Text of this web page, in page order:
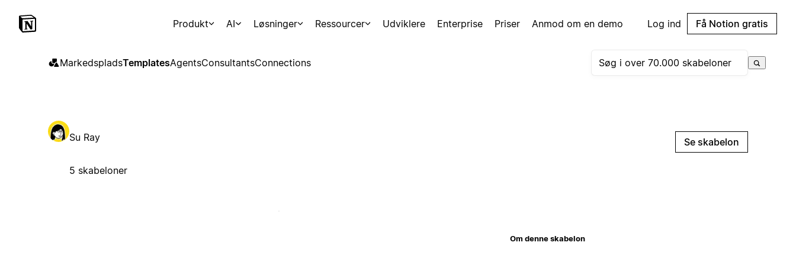
Produkt AI Løsninger Ressourcer Udviklere Enterprise Priser Anmod om en demo Log ind Få Notion gratis
MarkedspladsTemplatesAgentsConsultantsConnections
Su Ray
5 skabeloner
Se skabelon
Om denne skabelon